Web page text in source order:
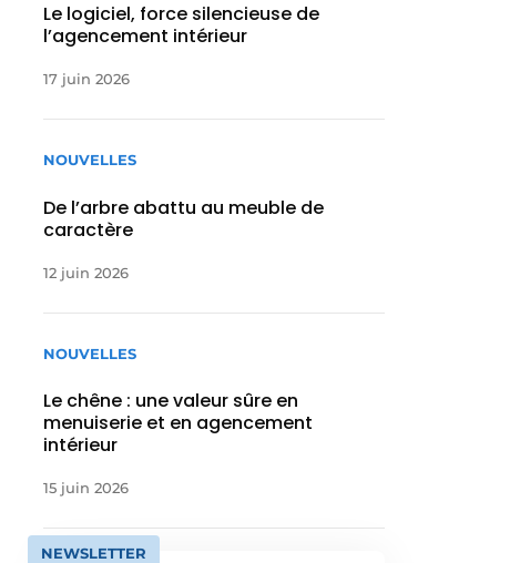
Le logiciel, force silencieuse de
l’agencement intérieur
17 juin 2026
NOUVELLES
De l’arbre abattu au meuble de
caractère
12 juin 2026
NOUVELLES
Le chêne : une valeur sûre en
menuiserie et en agencement
intérieur
15 juin 2026
NEWSLETTER